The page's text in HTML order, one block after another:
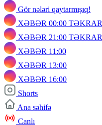
Gör nələri qaytarmışıq!
XƏBƏR 00:00 TƏKRAR
XƏBƏR 21:00 TƏKRAR
XƏBƏR 11:00
XƏBƏR 13:00
XƏBƏR 16:00
Shorts
Ana səhifə
Canlı